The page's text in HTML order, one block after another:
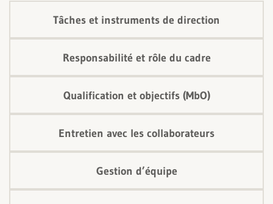
Tâches et instruments de direction
Responsabilité et rôle du cadre
Qualification et objectifs (MbO)
Entretien avec les collaborateurs
Gestion d’équipe